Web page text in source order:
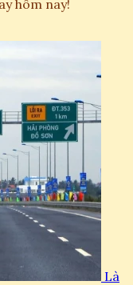
hôm nay!
Là